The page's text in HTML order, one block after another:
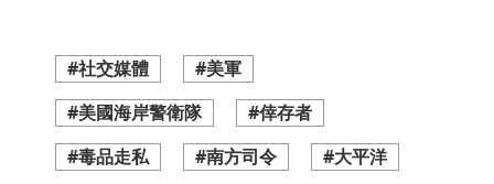
#社交媒體
#美軍
#美國海岸警衛隊
#倖存者
#毒品走私
#南方司令
#大平洋